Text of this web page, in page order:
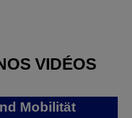
VIDÉOS
Mobilität